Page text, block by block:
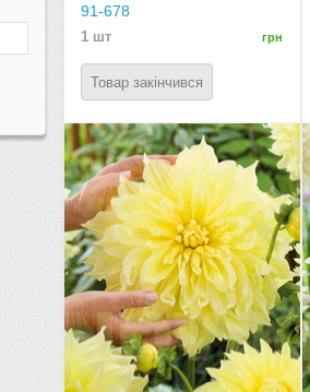
91-678
1 шт грн
Товар закінчився